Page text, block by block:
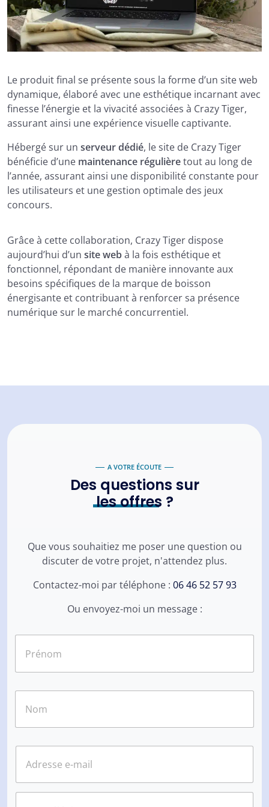
Le produit final se présente sous la forme d’un site web
dynamique, élaboré avec une esthétique incarnant avec
finesse l’énergie et la vivacité associées à Crazy Tiger,
assurant ainsi une expérience visuelle captivante.
Hébergé sur un serveur dédié, le site de Crazy Tiger
bénéficie d’une maintenance régulièretout au long de
l’année, assurant ainsi une disponibilité constante pour
les utilisateurs et une gestion optimale des jeux
concours.
Grâce à cette collaboration, Crazy Tiger dispose
aujourd’hui d’un site webà la fois esthétique et
fonctionnel, répondant de manière innovante aux
besoins spécifiques de la marque de boisson
énergisante et contribuant à renforcer sa présence
numérique sur le marché concurrentiel.
A VOTRE ÉCOUTE
Des questions sur
les offres ?
Que vous souhaitiez me poser une question ou
discuter de votre projet, n'attendez plus.
Contactez-moi par téléphone : 06 46 52 57 93
Ou envoyez-moi un message :
E
a
iT